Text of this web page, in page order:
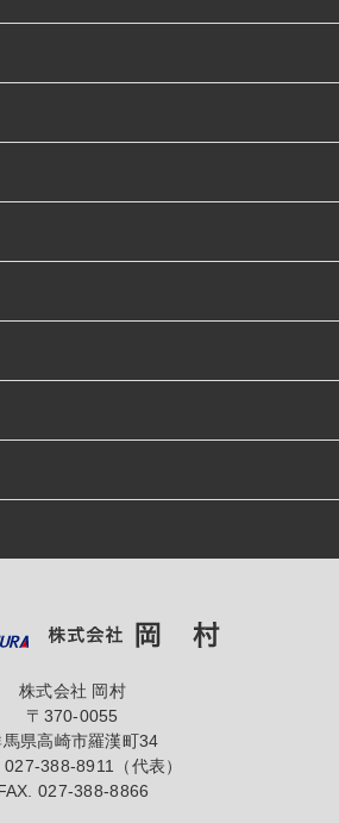
株式会社 岡村
〒370-0055
馬県高崎市羅漢町34
027-388-8911（代表）
027-388-8866